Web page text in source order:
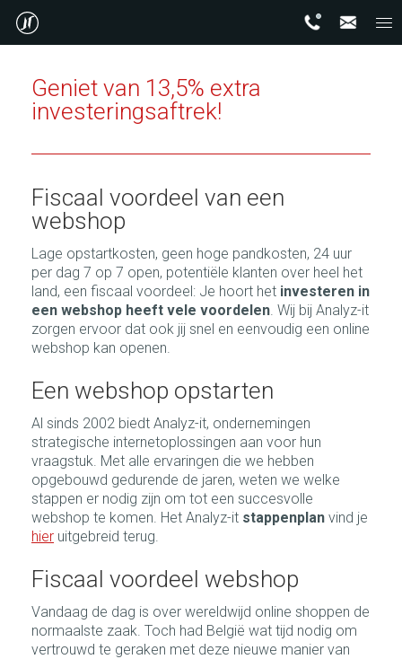
Geniet van 13,5% extra
investeringsaftrek!
Fiscaal voordeel van een
webshop
Lage opstartkosten, geen hoge pandkosten, 24 uur
per dag 7 op 7 open, potentiële klanten over heel het
land, een fiscaal voordeel: Je hoort het investeren in
een webshop heeft vele voordelen. Wij bij Analyz-it
zorgen ervoor dat ook jij snel en eenvoudig een online
webshop kan openen.
Een webshop opstarten
Al sinds 2002 biedt Analyz-it, ondernemingen
strategische internetoplossingen aan voor hun
vraagstuk. Met alle ervaringen die we hebben
opgebouwd gedurende de jaren, weten we welke
stappen er nodig zijn om tot een succesvolle
webshop te komen. Het Analyz-it stappenplan vind je
hier uitgebreid terug.
Fiscaal voordeel webshop
Vandaag de dag is over wereldwijd online shoppen de
normaalste zaak. Toch had België wat tijd nodig om
vertrouwd te geraken met deze nieuwe manier van